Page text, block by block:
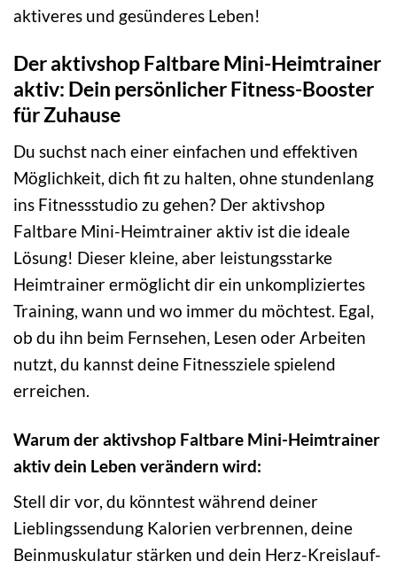
aktiveres und gesünderes Leben!
Der aktivshop Faltbare Mini-Heimtrainer
aktiv: Dein persönlicher Fitness-Booster
für Zuhause
Du suchst nach einer einfachen und effektiven
Möglichkeit, dich fit zu halten, ohne stundenlang
ins Fitnessstudio zu gehen? Der aktivshop
Faltbare Mini-Heimtrainer aktiv ist die ideale
Lösung! Dieser kleine, aber leistungsstarke
Heimtrainer ermöglicht dir ein unkompliziertes
Training, wann und wo immer du möchtest. Egal,
ob du ihn beim Fernsehen, Lesen oder Arbeiten
nutzt, du kannst deine Fitnessziele spielend
erreichen.
Warum der aktivshop Faltbare Mini-Heimtrainer
aktiv dein Leben verändern wird:
Stell dir vor, du könntest während deiner
Lieblingssendung Kalorien verbrennen, deine
Beinmuskulatur stärken und dein Herz-Kreislauf-